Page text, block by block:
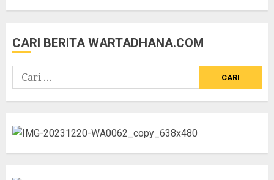
CARI BERITA WARTADHANA.COM
Cari
untuk: